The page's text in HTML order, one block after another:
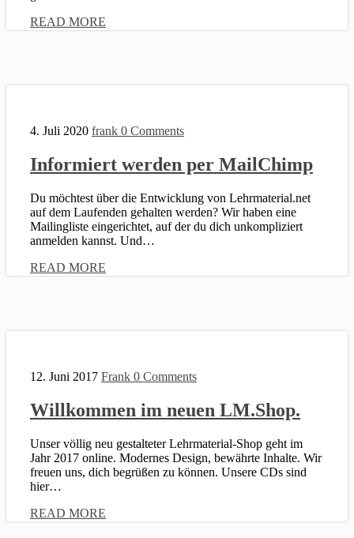
READ MORE
4. Juli 2020 frank 0 Comments
Informiert werden per MailChimp
Du möchtest über die Entwicklung von Lehrmaterial.net
auf dem Laufenden gehalten werden? Wir haben eine
Mailingliste eingerichtet, auf der du dich unkompliziert
anmelden kannst. Und…
READ MORE
12. Juni 2017 Frank 0 Comments
Willkommen im neuen LM.Shop.
Unser völlig neu gestalteter Lehrmaterial-Shop geht im
Jahr 2017 online. Modernes Design, bewährte Inhalte. Wir
freuen uns, dich begrüßen zu können. Unsere CDs sind
hier…
READ MORE